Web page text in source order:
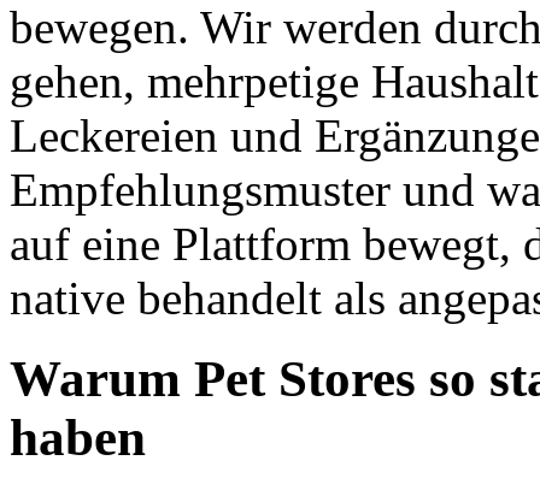
bewegen. Wir werden
gehen, mehrpetige
Leckereien und
Empfehlungsmuster und
auf eine Plattform bewegt,
native behandelt als
Warum Pet Stores so
haben